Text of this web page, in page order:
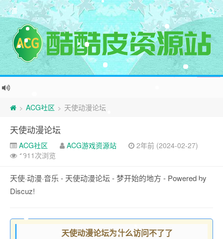
> ACG社区 > 天使动漫论坛
天使动漫论坛
ACG社区 ACG游戏资源站
2年前 (2024-02-27)
1911次浏览
天使·动漫·音乐 - 天使动漫论坛 - 梦开始的地方 - Powered by
Discuz!
天使动漫论坛为什么访问不了了